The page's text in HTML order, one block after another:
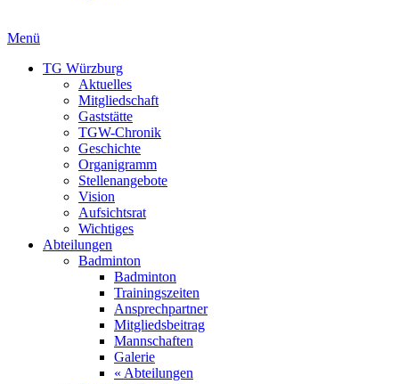
Menü
TG Würzburg
Aktuelles
Mitgliedschaft
Gaststätte
TGW-Chronik
Geschichte
Organigramm
Stellenangebote
Vision
Aufsichtsrat
Wichtiges
Abteilungen
Badminton
Badminton
Trainingszeiten
Ansprechpartner
Mitgliedsbeitrag
Mannschaften
Galerie
« Abteilungen